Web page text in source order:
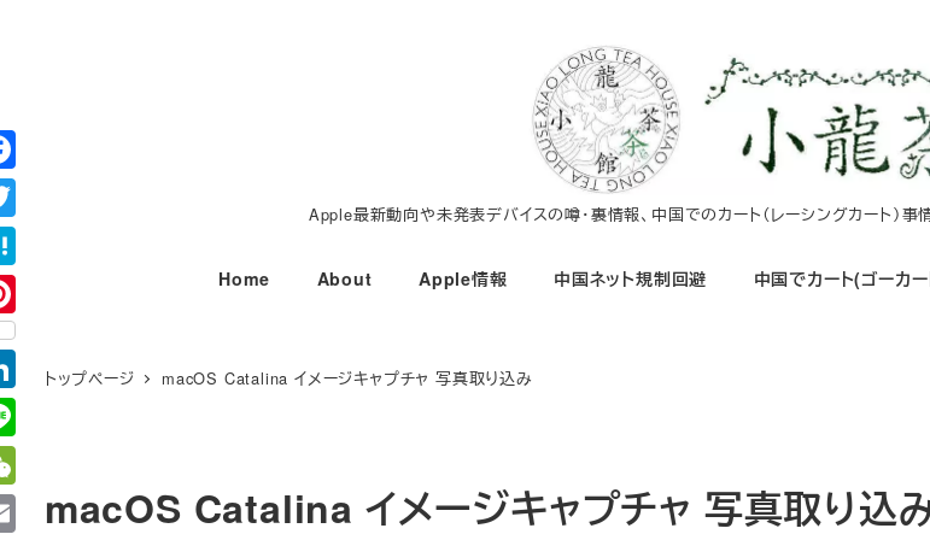
コ
ン
テ
ン
ツ
へ
移
動
Apple最新動向や未発表デバイスの噂・裏情報、中国でのカート（レーシングカート）
Home About Apple情報 中国ネット規制回避 中国でカート(ゴーカー
トップページ macOS Catalina イメージキャプチャ 写真取り込み
macOS Catalina イメージキャプチャ 写真取り込